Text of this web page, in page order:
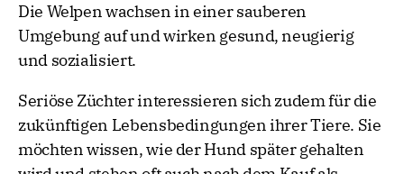
Die Welpen wachsen in einer sauberen
Umgebung auf und wirken gesund, neugierig
und sozialisiert.
Seriöse Züchter interessieren sich zudem für die
zukünftigen Lebensbedingungen ihrer Tiere. Sie
möchten wissen, wie der Hund später gehalten